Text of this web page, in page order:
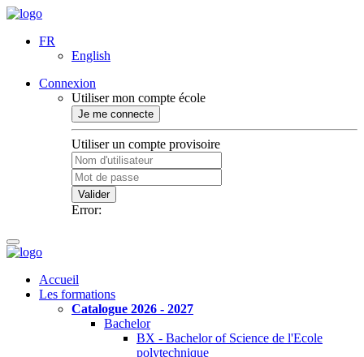
FR
English
Connexion
Utiliser mon compte école
Je me connecte
Utiliser un compte provisoire
Valider
Error:
Accueil
Les formations
Catalogue 2026 - 2027
Bachelor
BX - Bachelor of Science de l'Ecole
polytechnique